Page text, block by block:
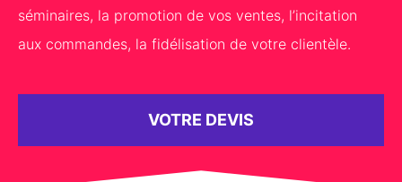
séminaires, la promotion de vos ventes, l’incitation
aux commandes, la fidélisation de votre clientèle.
VOTRE DEVIS